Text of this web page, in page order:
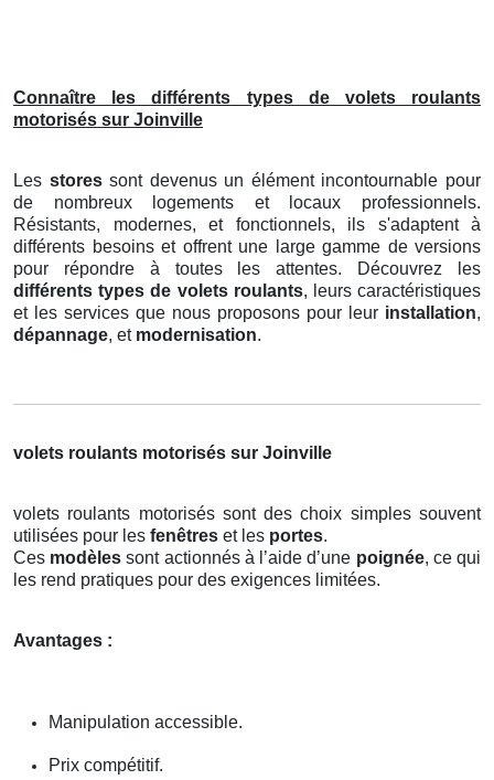
Connaître les différents types de volets roulants
motorisés sur Joinville
Les storessont devenus un élément incontournable pour
de nombreux logements et locaux professionnels.
Résistants, modernes, et fonctionnels, ils s'adaptent à
différents besoins et offrent une large gamme de versions
pour répondre à toutes les attentes. Découvrez les
différents types de volets roulants, leurs caractéristiques
et les services que nous proposons pour leur installation,
dépannage, et modernisation.
volets roulants motorisés sur Joinville
volets roulants motorisés sont des choix simples souvent
utilisées pour les fenêtres et les portes.
Ces modèles sont actionnés à l’aide d’une poignée, ce qui
les rend pratiques pour des exigences limitées.
Avantages :
Manipulation accessible.
Prix compétitif.